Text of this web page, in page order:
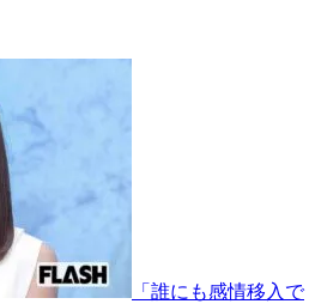
「誰にも感情移入で